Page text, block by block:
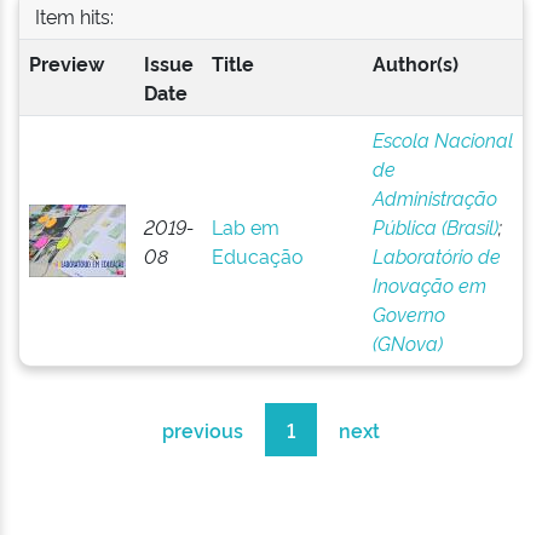
Item hits:
Preview
Issue
Date
Title Author(s)
2019-
08
Lab em
Educação
Escola Nacional
de
Administração
Pública (Brasil);
Laboratório de
Inovação em
Governo
(GNova)
previous 1 next